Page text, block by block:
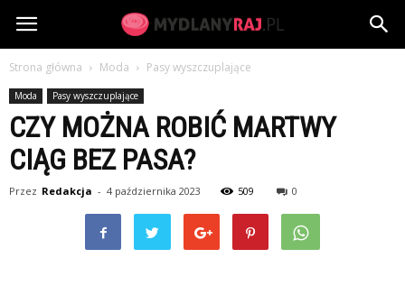
MydlanyRaj.pl
Strona główna Moda Pasy wyszczuplające
Moda Pasy wyszczuplające
CZY MOŻNA ROBIĆ MARTWY
CIĄG BEZ PASA?
Przez Redakcja - 4 października 2023 509 0